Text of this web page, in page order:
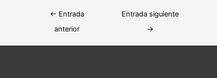
Navegación
← Entrada
anterior
Entrada siguiente
→